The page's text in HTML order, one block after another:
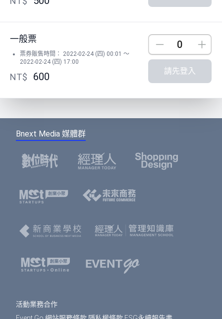
一般票
票券販售時間： 2022-02-24 (四) 00:01 ～
2022-02-24 (四) 17:00
NT$ 600
Down
請先登入
Bnext Media 媒體群
活動業務合作